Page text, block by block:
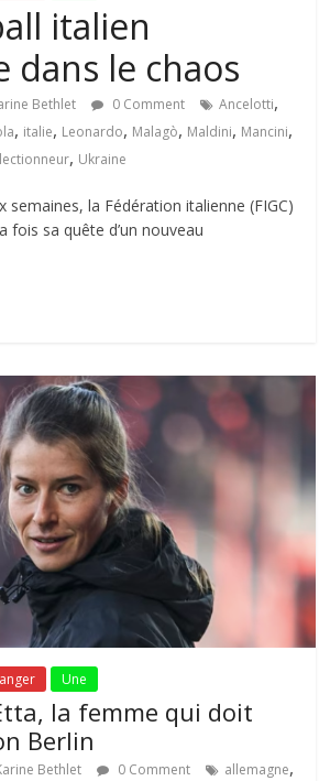
italien
dans le chaos
Bethlet 0 Comment Ancelotti,
, italie, Leonardo, Malagò, Maldini, Mancini,
, Ukraine
semaines, la Fédération italienne (FIGC)
fois sa quête d’un nouveau
Une
la femme qui doit
Berlin
Bethlet 0 Comment allemagne,